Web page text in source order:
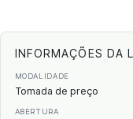
INFORMAÇÕES DA
MODALIDADE
Tomada de preço
ABERTURA